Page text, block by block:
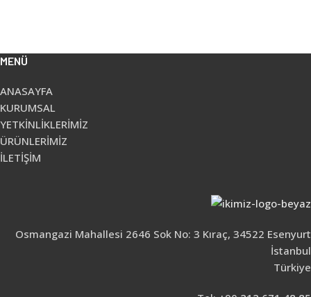
MENÜ
ANASAYFA
KURUMSAL
YETKİNLİKLERİMİZ
ÜRÜNLERİMİZ
İLETİŞİM
Osmangazi Mahallesi 2646 Sok No: 3 Kıraç, 34522 Esenyurt
İstanbul
Türkiye